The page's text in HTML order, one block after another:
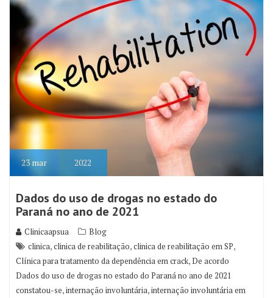
23 mar 2022
Dados do uso de drogas no estado do
Paraná no ano de 2021
Clinicaapsua
Blog
clinica,clinica de reabilitação,clinica de reabilitação em SP,
Clínica para tratamento da dependência em crack,De acordo
Dados do uso de drogas no estado do Paraná no ano de 2021
constatou-se,internação involuntária,internação involuntária em